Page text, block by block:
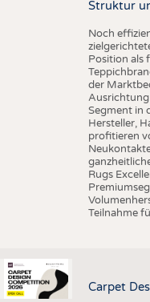
Struktur
Noch
Position als
der
Ausrichtung
Segment in
Hersteller,
profitieren
Rugs
Teilnahme
Carpet